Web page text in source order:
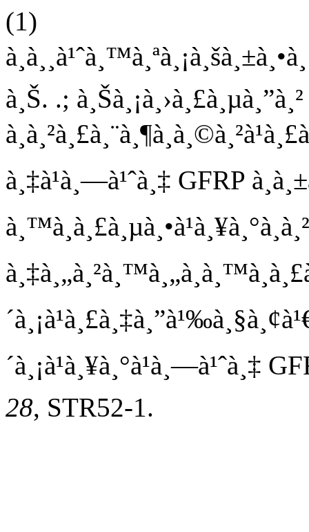
(1)
à¸Š. .;
à¸‡à¹à¸—à¹ˆà¸‡ GFRP
´à¸¡à¹à¸¥à¸°à¹à¸—à¹ˆà¸‡
28, STR52-1.